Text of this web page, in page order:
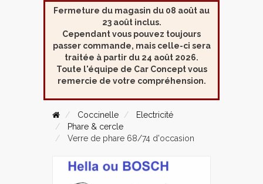
Fermeture du magasin du 08 août au
23 août inclus.
Cependant vous pouvez toujours
passer commande, mais celle-ci sera
traitée à partir du 24 août 2026.
Toute l'équipe de Car Concept vous
remercie de votre compréhension.
Coccinelle
Electricité
Phare & cercle
Verre de phare 68/74 d'occasion